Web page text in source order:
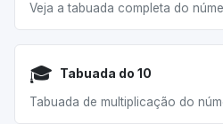
Veja a tabuada completa do
🎓 Tabuada do 10
Tabuada de multiplicação do